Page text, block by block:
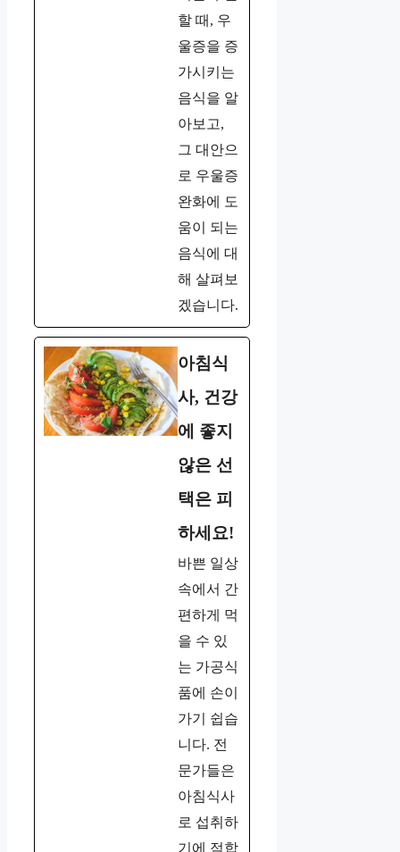
할 때, 우
울증을 증
가시키는
음식을 알
아보고,
그 대안으
로 우울증
완화에 도
움이 되는
음식에 대
해 살펴보
겠습니다.
아침식
사, 건강
에 좋지
않은 선
택은 피
하세요!
바쁜 일상
속에서 간
편하게 먹
을 수 있
는 가공식
품에 손이
가기 쉽습
니다. 전
문가들은
아침식사
로 섭취하
기에 적합